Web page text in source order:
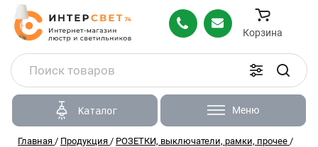
Корзина
Каталог Меню
Главная / Продукция / РОЗЕТКИ, выключатели, рамки, прочее /